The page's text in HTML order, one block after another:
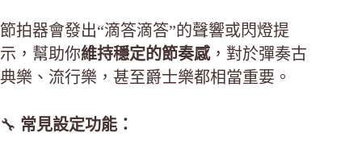
節拍器會發出“滴答滴答”的聲響或閃燈提
示，幫助你維持穩定的節奏感，對於彈奏古
典樂、流行樂，甚至爵士樂都相當重要。
🔧 常見設定功能：